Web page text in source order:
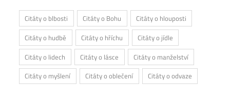
Citáty o blbosti Citáty o Bohu
Citáty o hlouposti
Citáty o hudbě
Citáty o hříchu
Citáty o jídle
Citáty o lidech
Citáty o lásce
Citáty o manželství
Citáty o myšlení
Citáty o oblečení Citáty o odvaze